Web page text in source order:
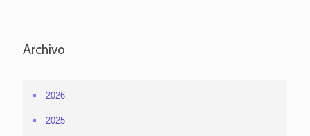
Archivo
2026
2025